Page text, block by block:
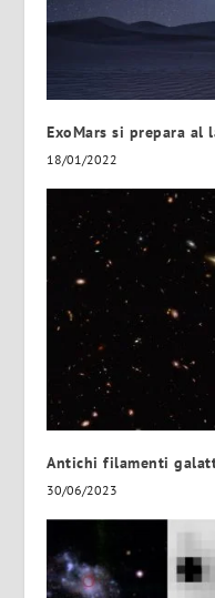
ExoMars si prepara al
18/01/2022
Antichi filamenti
30/06/2023